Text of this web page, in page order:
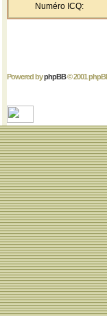
Numéro ICQ:
Powered byphpBB© 2001